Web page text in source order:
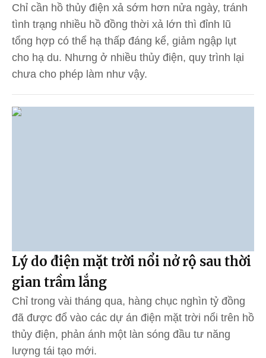
Chỉ cần hồ thủy điện xả sớm hơn nửa ngày, tránh
tình trạng nhiều hồ đồng thời xả lớn thì đỉnh lũ
tổng hợp có thể hạ thấp đáng kể, giảm ngập lụt
cho hạ du. Nhưng ở nhiều thủy điện, quy trình lại
chưa cho phép làm như vậy.
Lý do điện mặt trời nổi nở rộ sau thời
gian trầm lắng
Chỉ trong vài tháng qua, hàng chục nghìn tỷ đồng
đã được đổ vào các dự án điện mặt trời nổi trên hồ
thủy điện, phản ánh một làn sóng đầu tư năng
lượng tái tạo mới.